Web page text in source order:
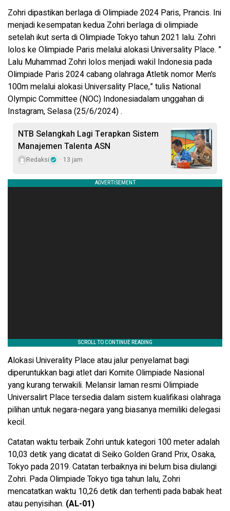
Zohri dipastikan berlaga di Olimpiade 2024 Paris, Prancis. Ini
menjadi kesempatan kedua Zohri berlaga di olimpiade
setelah ikut serta di Olimpiade Tokyo tahun 2021 lalu. Zohri
lolos ke Olimpiade Paris melalui alokasi Universality Place. ”
Lalu Muhammad Zohri lolos menjadi wakil Indonesia pada
Olimpiade Paris 2024 cabang olahraga Atletik nomor Men’s
100m melalui alokasi Universality Place,” tulis National
Olympic Committee (NOC) Indonesiadalam unggahan di
Instagram, Selasa (25/6/2024) .
NTB Selangkah Lagi Terapkan Sistem
Manajemen Talenta ASN
Redaksi 13 jam
Alokasi Univerality Place atau jalur penyelamat bagi
diperuntukkan bagi atlet dari Komite Olimpiade Nasional
yang kurang terwakili. Melansir laman resmi Olimpiade
Universalirt Place tersedia dalam sistem kualifikasi olahraga
pilihan untuk negara-negara yang biasanya memiliki delegasi
kecil.
Catatan waktu terbaik Zohri untuk kategori 100 meter adalah
10,03 detik yang dicatat di Seiko Golden Grand Prix, Osaka,
Tokyo pada 2019. Catatan terbaiknya ini belum bisa diulangi
Zohri. Pada Olimpiade Tokyo tiga tahun lalu, Zohri
mencatatkan waktu 10,26 detik dan terhenti pada babak heat
atau penyisihan. (AL-01)